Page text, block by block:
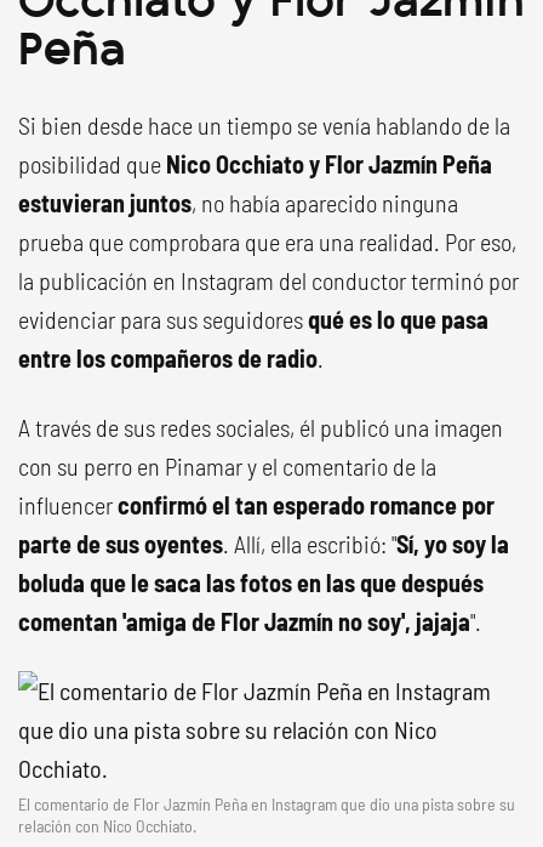
Peña
Si bien desde hace un tiempo se venía hablando de la
posibilidad que Nico Occhiato y Flor Jazmín Peña
estuvieran juntos, no había aparecido ninguna
prueba que comprobara que era una realidad. Por eso,
la publicación en Instagram del conductor terminó por
evidenciar para sus seguidoresqué es lo que pasa
entre los compañeros de radio.
A través de sus redes sociales, él publicó una imagen
con su perro en Pinamar y el comentario de la
influencerconfirmó el tan esperado romance por
parte de sus oyentes. Allí, ella escribió: "Sí, yo soy la
boluda que le saca las fotos en las que después
comentan 'amiga de Flor Jazmín no soy', jajaja".
El comentario de Flor Jazmín Peña en Instagram que dio una pista sobre su
relación con Nico Occhiato.